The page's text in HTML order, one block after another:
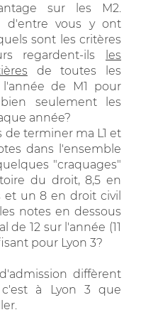
sur les M2.
d'entre vous y ont
sont les critères
regardent-ils
les
de toutes les
de M1 pour
seulement les
année?
terminer ma L1 et
dans l'ensemble
"craquages"
du droit, 8,5 en
un 8 en droit civil
notes en dessous
12 sur l'année (11
pour Lyon 3?
diffèrent
à Lyon 3 que